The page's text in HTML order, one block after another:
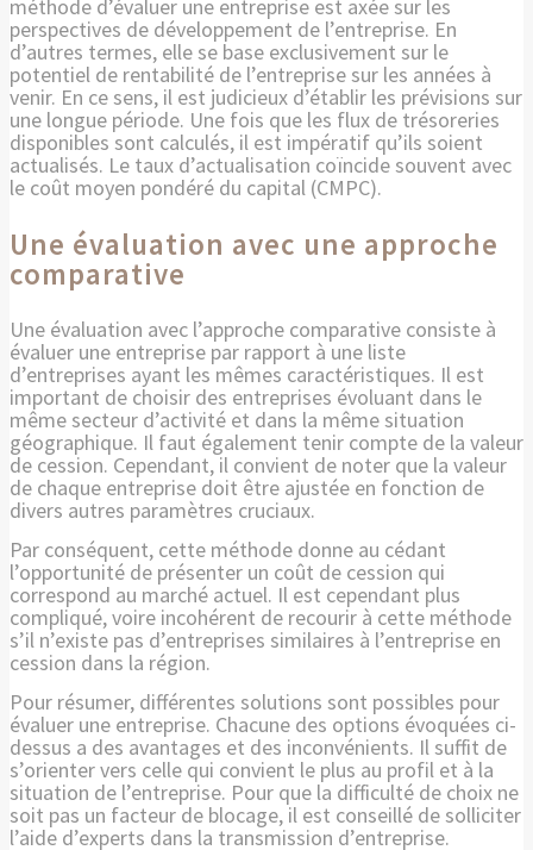
méthode d’évaluer une entreprise est axée sur les
perspectives de développement de l’entreprise. En
d’autres termes, elle se base exclusivement sur le
potentiel de rentabilité de l’entreprise sur les années à
venir. En ce sens, il est judicieux d’établir les prévisions sur
une longue période. Une fois que les flux de trésoreries
disponibles sont calculés, il est impératif qu’ils soient
actualisés. Le taux d’actualisation coïncide souvent avec
le coût moyen pondéré du capital (CMPC).
Une évaluation avec une approche
comparative
Une évaluation avec l’approche comparative consiste à
évaluer une entreprise par rapport à une liste
d’entreprises ayant les mêmes caractéristiques. Il est
important de choisir des entreprises évoluant dans le
même secteur d’activité et dans la même situation
géographique. Il faut également tenir compte de la valeur
de cession. Cependant, il convient de noter que la valeur
de chaque entreprise doit être ajustée en fonction de
divers autres paramètres cruciaux.
Par conséquent, cette méthode donne au cédant
l’opportunité de présenter un coût de cession qui
correspond au marché actuel. Il est cependant plus
compliqué, voire incohérent de recourir à cette méthode
s’il n’existe pas d’entreprises similaires à l’entreprise en
cession dans la région.
Pour résumer, différentes solutions sont possibles pour
évaluer une entreprise. Chacune des options évoquées ci-
dessus a des avantages et des inconvénients. Il suffit de
s’orienter vers celle qui convient le plus au profil et à la
situation de l’entreprise. Pour que la difficulté de choix ne
soit pas un facteur de blocage, il est conseillé de solliciter
l’aide d’experts dans la transmission d’entreprise.